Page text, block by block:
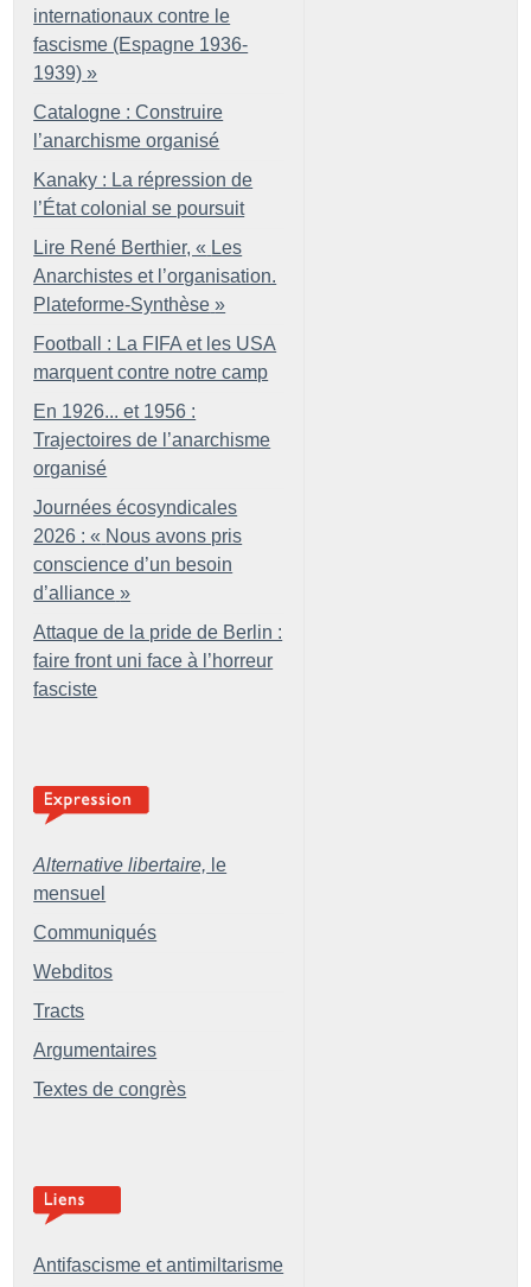
internationaux contre le
fascisme (Espagne 1936-
1939) »
Catalogne : Construire
l’anarchisme organisé
Kanaky : La répression de
l’État colonial se poursuit
Lire René Berthier, « Les
Anarchistes et l’organisation.
Plateforme-Synthèse »
Football : La FIFA et les USA
marquent contre notre camp
En 1926... et 1956 :
Trajectoires de l’anarchisme
organisé
Journées écosyndicales
2026 : « Nous avons pris
conscience d’un besoin
d’alliance »
Attaque de la pride de Berlin :
faire front uni face à l’horreur
fasciste
Alternative libertaire, le
mensuel
Communiqués
Webditos
Tracts
Argumentaires
Textes de congrès
Antifascisme et antimiltarisme